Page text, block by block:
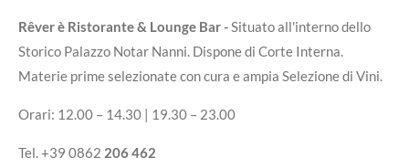
Rêver è Ristorante & Lounge Bar -Situato all'interno dello
Storico Palazzo Notar Nanni. Dispone di Corte Interna.
Materie prime selezionate con cura e ampia Selezione di Vini.
Orari: 12.00 – 14.30 | 19.30 – 23.00
Tel. +39 0862 206 462